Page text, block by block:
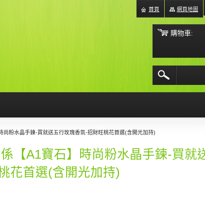
尚粉水晶手鍊-買就送五行玫瑰香氛-招財旺桃花首選(含開光加持)
【A1寶石】時尚粉水晶手鍊-買就
花首選(含開光加持)
網頁地圖
首頁
購物車: